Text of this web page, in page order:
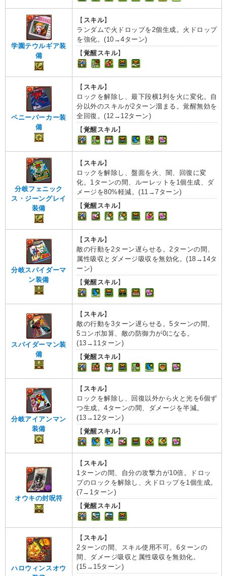
学園テウルギア装
備
【 スキル】
ランダムで火ドロップを2個生成。火ドロップ
を強化。(10→4ターン)
【覚醒スキル】
ペニーパーカー装
備
【 スキル】
ロックを解除し、最下段横1列を火に変化。自
分以外のスキルが2ターン溜まる。覚醒無効を
全回復。(12→12ターン)
【覚醒スキル】
分岐フェニック
ス・ジーングレイ
装備
【 スキル】
ロックを解除し、盤面を火、闇、回復に変
化。1ターンの間、ルーレットを1個生成、ダ
メージを80%軽減。(11→7ターン)
【覚醒スキル】
分岐スパイダーマ
ン装備
【 スキル】
敵の行動を2ターン遅らせる。2ターンの間、
属性吸収とダメージ吸収を無効化。(18→14タ
ーン)
【覚醒スキル】
スパイダーマン装
備
【 スキル】
敵の行動を3ターン遅らせる。5ターンの間、
5コンボ加算、敵の防御力が0になる。
(13→11ターン)
【覚醒スキル】
分岐アイアンマン
装備
【 スキル】
ロックを解除し、回復以外から火と光を6個ず
つ生成。4ターンの間、ダメージを半減。
(13→12ターン)
【覚醒スキル】
オウキの封呪符
【 スキル】
1ターンの間、自分の攻撃力が10倍。ドロッ
プのロックを解除し、火ドロップを1個生成。
(7→1ターン)
【覚醒スキル】
ハロウィンスオウ
【 スキル】
2ターンの間、スキル使用不可。6ターンの
間、ダメージ吸収と属性吸収を無効化。
(15→15ターン)